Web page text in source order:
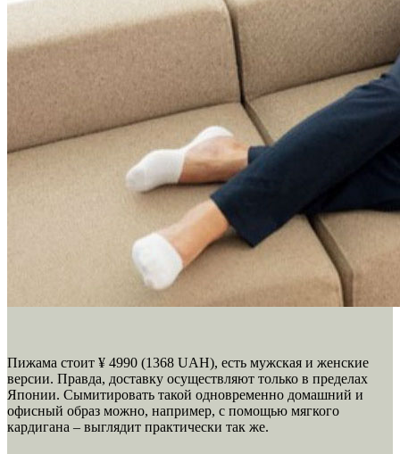
Пижама стоит ¥ 4990 (1368 UAH), есть мужская и женские
версии. Правда, доставку осуществляют только в пределах
Японии. Сымитировать такой одновременно домашний и
офисный образ можно, например, с помощью мягкого
кардигана – выглядит практически так же.